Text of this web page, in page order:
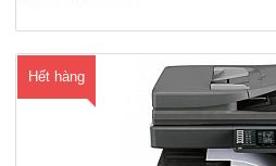
Hết hàng